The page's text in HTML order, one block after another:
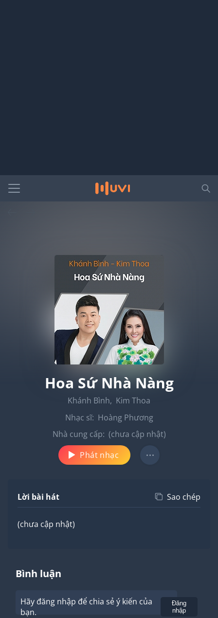
Hoa Sứ Nhà Nàng
Khánh Bình, Kim Thoa
Nhạc sĩ: Hoàng Phương
Nhà cung cấp: (chưa cập nhật)
Phát nhạc
Lời bài hát Sao chép
(chưa cập nhật)
Bình luận
Hãy đăng nhập để chia sẻ ý kiến của
bạn.
Đăng
nhập